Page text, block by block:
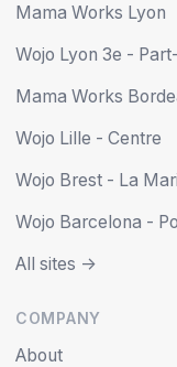
Mama Works Lyon
Wojo Lyon 3e -
Mama Works
Wojo Lille - Centre
Wojo Brest - La
Wojo Barcelona -
All sites ->
COMPANY
About